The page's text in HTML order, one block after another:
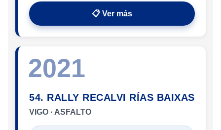
📋 Ver más
2021
54. RALLY RECALVI RÍAS BAIXAS
VIGO · ASFALTO